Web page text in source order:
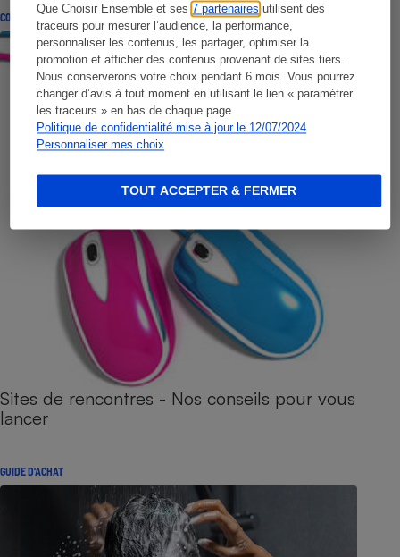
Que Choisir Ensemble et ses7 partenaires utilisent des
traceurs pour mesurer l’audience, la performance,
personnaliser les contenus, les partager, optimiser la
promotion et afficher des contenus provenant de sites tiers.
Nous conserverons votre choix pendant 6 mois. Vous pourrez
changer d’avis à tout moment en utilisant le lien « paramétrer
les traceurs » en bas de chaque page.
Politique de confidentialité mise à jour le 12/07/2024
Personnaliser mes choix
TOUT ACCEPTER & FERMER
CONSEILS
Sites de rencontres - Nos conseils pour vous
lancer
GUIDE D'ACHAT